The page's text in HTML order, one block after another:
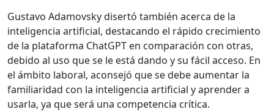
Gustavo Adamovsky disertó también acerca de la
inteligencia artificial, destacando el rápido crecimiento
de la plataforma ChatGPT en comparación con otras,
debido al uso que se le está dando y su fácil acceso. En
el ámbito laboral, aconsejó que se debe aumentar la
familiaridad con la inteligencia artificial y aprender a
usarla, ya que será una competencia crítica.